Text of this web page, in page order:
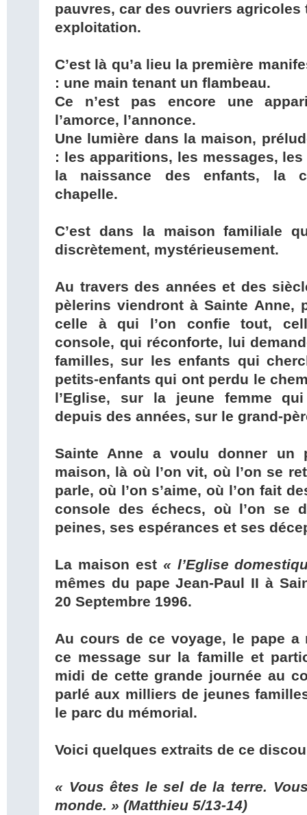
pauvres, car des ouvriers
exploitation.
C’est là qu’a lieu la première
: une main tenant un flambeau.
Ce n’est pas encore une
l’amorce, l’annonce.
Une lumière dans la maison,
: les apparitions, les messages,
la naissance des enfants, la
chapelle.
C’est dans la maison familiale
discrètement, mystérieusement.
Au travers des années et des
pèlerins viendront à Sainte Anne,
celle à qui l’on confie tout,
console, qui réconforte, lui
familles, sur les enfants qui
petits-enfants qui ont perdu le
l’Eglise, sur la jeune femme
depuis des années, sur le grand-
Sainte Anne a voulu donner un
maison, là où l’on vit, où l’on se
parle, où l’on s’aime, où l’on fait
console des échecs, où l’on se
peines, ses espérances et ses
La maison est « l’Eglise
mêmes du pape Jean-Paul II à
20 Septembre 1996.
Au cours de ce voyage, le pape a
ce message sur la famille et
midi de cette grande journée au
parlé aux milliers de jeunes
le parc du mémorial.
Voici quelques extraits de ce
« Vous êtes le sel de la terre.
monde. » (Matthieu 5/13-14)